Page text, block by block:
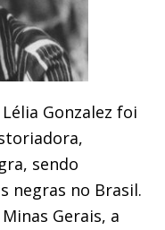
Lélia Gonzalez foi
sendo
negras no Brasil.
Gerais, a